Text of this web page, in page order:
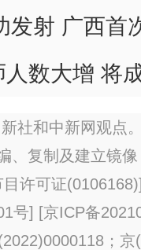
发射 广西首
数大增 将
社和中新网观点
、复制及建立镜
许可证(0106168)
号] [京ICP备
；京